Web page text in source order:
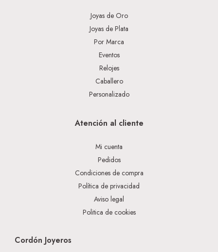
Joyas de Oro
Joyas de Plata
Por Marca
Eventos
Relojes
Caballero
Personalizado
Atención al cliente
Mi cuenta
Pedidos
Condiciones de compra
Política de privacidad
Aviso legal
Politica de cookies
Cordón Joyeros